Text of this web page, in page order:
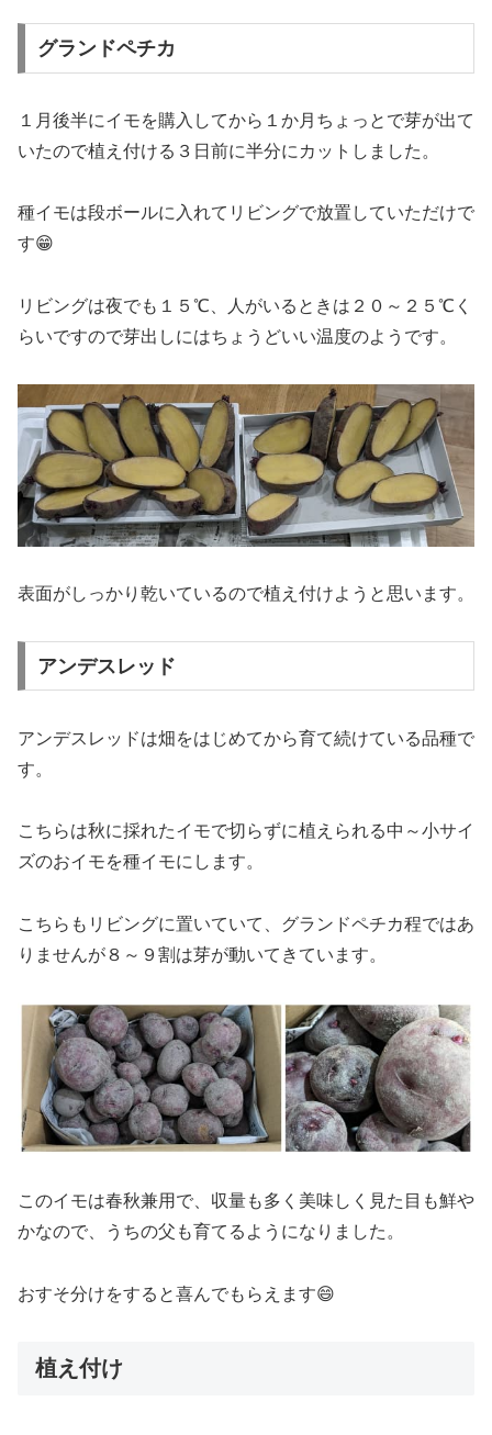
グランドペチカ
１月後半にイモを購入してから１か月ちょっとで芽が出て
いたので植え付ける３日前に半分にカットしました。
種イモは段ボールに入れてリビングで放置していただけで
す😁
リビングは夜でも１５℃、人がいるときは２０～２５℃く
らいですので芽出しにはちょうどいい温度のようです。
表面がしっかり乾いているので植え付けようと思います。
アンデスレッド
アンデスレッドは畑をはじめてから育て続けている品種で
す。
こちらは秋に採れたイモで切らずに植えられる中～小サイ
ズのおイモを種イモにします。
こちらもリビングに置いていて、グランドペチカ程ではあ
りませんが８～９割は芽が動いてきています。
このイモは春秋兼用で、収量も多く美味しく見た目も鮮や
かなので、うちの父も育てるようになりました。
おすそ分けをすると喜んでもらえます😄
植え付け